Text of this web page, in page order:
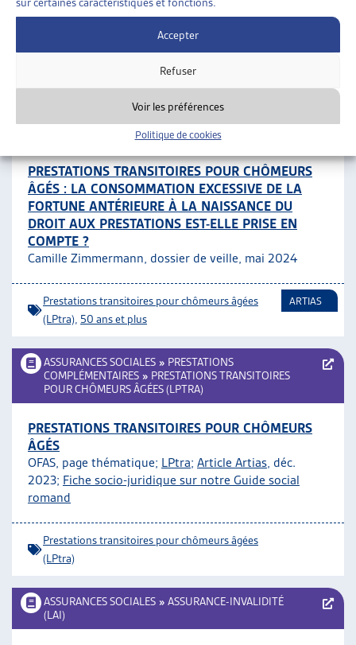
Accepter
Refuser
Voir les préférences
Politique de cookies
Paola Stanić, dossier de veille, avril 2024
ASSURANCES SOCIALES» PRESTATIONS
POUR CHÔMEURS ÂGÉES (LPTRA)
PRESTATIONS TRANSITOIRES POUR CHÔMEURS
ÂGÉS : LA CONSOMMATION EXCESSIVE DE LA
FORTUNE ANTÉRIEURE À LA NAISSANCE DU
DROIT AUX PRESTATIONS EST-ELLE PRISE EN
COMPTE ?
Camille Zimmermann, dossier de veille, mai 2024
Prestations transitoires pour chômeurs âgées
(LPtra) 50 ans et plus
ARTIAS
ASSURANCES SOCIALES » PRESTATIONS
COMPLÉMENTAIRES » PRESTATIONS TRANSITOIRES
POUR CHÔMEURS ÂGÉES (LPTRA)
PRESTATIONS TRANSITOIRES POUR CHÔMEURS
ÂGÉS
OFAS, page thématique; LPtra; Article Artias, déc.
2023; Fiche socio-juridique sur notre Guide social
romand
Prestations transitoires pour chômeurs âgées
(LPtra)
ASSURANCES SOCIALES » ASSURANCE-INVALIDITÉ
(LAI)